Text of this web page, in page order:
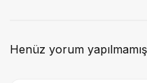
Henüz yorum